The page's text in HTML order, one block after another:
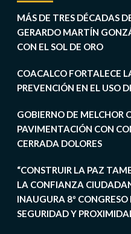
MÁS DE TRES DÉCADAS
GERARDO MARTÍN
CON EL SOL DE ORO
COACALCO FORTALECE
PREVENCIÓN EN EL USO
GOBIERNO DE MELCHOR
PAVIMENTACIÓN CON
CERRADA DOLORES
“CONSTRUIR LA PAZ
LA CONFIANZA
INAUGURA 8º
SEGURIDAD Y